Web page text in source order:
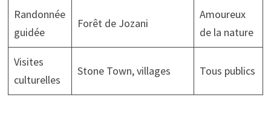
Randonnée
guidée
Forêt de Jozani
Amoureux
de la nature
Visites
culturelles
Stone Town, villages Tous publics